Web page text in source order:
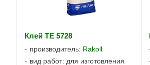
Клей TE 5728
производитель: Rakoll
вид работ: для изготовления